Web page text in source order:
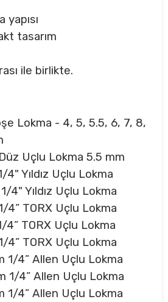
tasarım
ile birlikte.
Lokma - 4, 5, 5.5, 6, 7, 8,
Uçlu Lokma 5.5 mm
4" Yıldız Uçlu Lokma
4" Yıldız Uçlu Lokma
TORX Uçlu Lokma
TORX Uçlu Lokma
TORX Uçlu Lokma
1/4” Allen Uçlu Lokma
1/4” Allen Uçlu Lokma
1/4” Allen Uçlu Lokma